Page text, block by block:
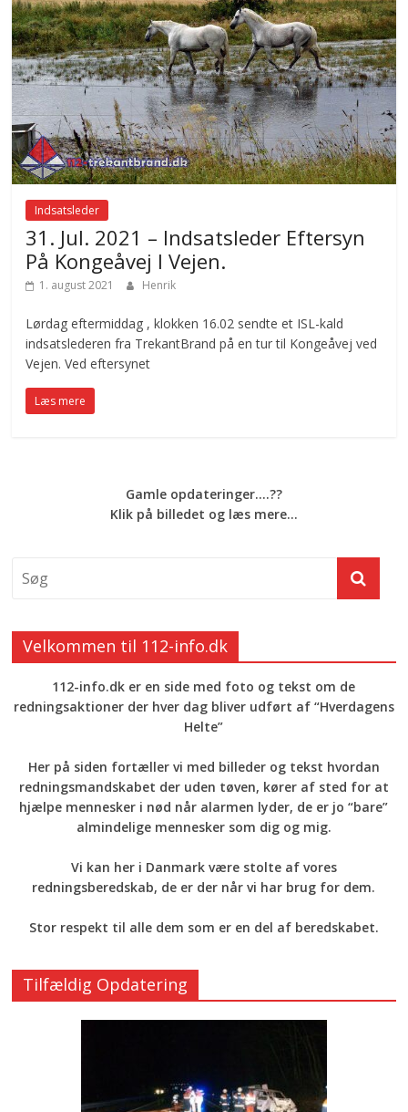
Indsatsleder
31. Jul. 2021 – Indsatsleder Eftersyn
På Kongeåvej I Vejen.
1. august 2021 Henrik
Lørdag eftermiddag , klokken 16.02 sendte et ISL-kald
indsatslederen fra TrekantBrand på en tur til Kongeåvej ved
Vejen. Ved eftersynet
Læs mere
Gamle opdateringer....??
Klik på billedet og læs mere...
Velkommen til 112-info.dk
112-info.dk er en side med foto og tekst om de
redningsaktioner der hver dag bliver udført af “Hverdagens
Helte”
Her på siden fortæller vi med billeder og tekst hvordan
redningsmandskabet der uden tøven, kører af sted for at
hjælpe mennesker i nød når alarmen lyder, de er jo “bare”
almindelige mennesker som dig og mig.
Vi kan her i Danmark være stolte af vores
redningsberedskab, de er der når vi har brug for dem.
Stor respekt til alle dem som er en del af beredskabet.
Tilfældig Opdatering